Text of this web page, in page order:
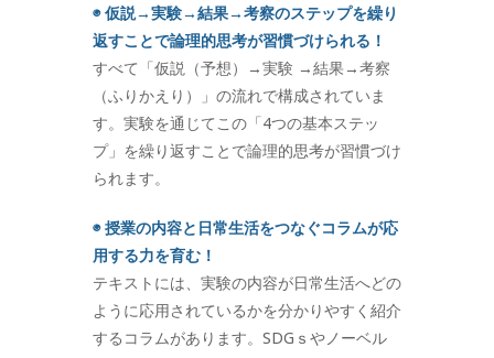
◉ 仮説→実験→結果→考察のステップを繰り
返すことで論理的思考が習慣づけられる！
すべて「仮説（予想）→実験 →結果→考察
（ふりかえり）」の流れで構成されていま
す。実験を通じてこの「4つの基本ステッ
プ」を繰り返すことで論理的思考が習慣づけ
られます。
◉ 授業の内容と日常生活をつなぐコラムが応
用する力を育む！
テキストには、実験の内容が日常生活へどの
ように応用されているかを分かりやすく紹介
するコラムがあります。SDGｓやノーベル